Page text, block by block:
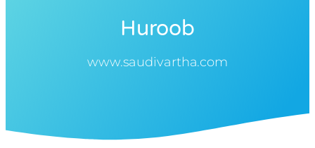
Huroob
www.saudivartha.com